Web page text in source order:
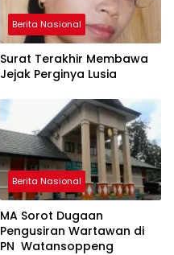
Berita Nasional
Surat Terakhir Membawa
Jejak Perginya Lusia
Berita Nasional
MA Sorot Dugaan
Pengusiran Wartawan di
PN Watansoppeng